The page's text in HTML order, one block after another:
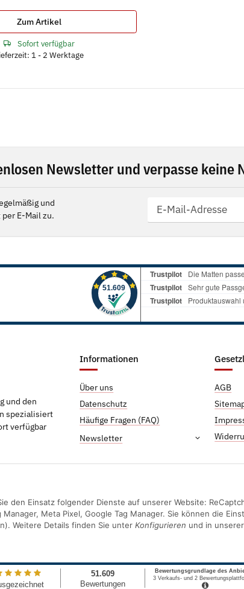
den Einsatz folgender Dienste auf unserer Website:
Meta Pixel, Google Tag Manager. Sie können die
Weitere Details finden Sie unter Konfigurieren und in unserer
Zum Artikel
Sofort verfügbar
1 - 2 Werktage
Newsletter und verpasse keine
und
E-Mail zu.
und den
spezialisiert
verfügbar
Informationen
Über uns
Datenschutz
Häufige Fragen (FAQ)
Newsletter
AGB